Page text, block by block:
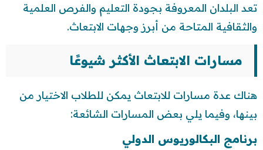
تعد البلدان المعروفة بجودة التعليم والفرص العلمية
والثقافية المتاحة من أبرز وجهات الابتعاث.
مسارات الابتعاث الأكثر شيوعًا
هناك عدة مسارات للابتعاث يمكن للطلاب الاختيار من
بينها، وفيما يلي بعض المسارات الشائعة:
برنامج البكالوريوس الدولي